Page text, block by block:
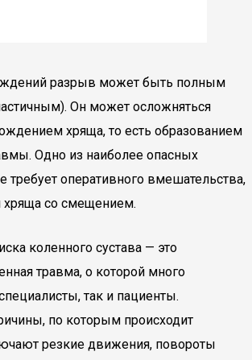
разрыв может быть полным
Он может осложняться
хряща, то есть образованием
Одно из наиболее опасных
требует оперативного вмешательства,
хряща со смещением.
коленного сустава — это
травма, о которой много
так и пациенты.
по которым происходит
резкие движения, повороты